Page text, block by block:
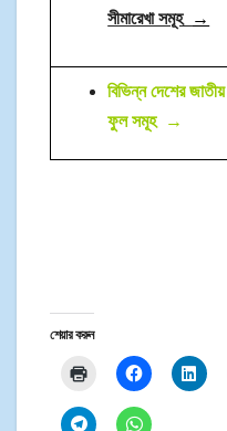
সীমারেখা সমূহ →
বিভিন্ন দেশের জাতীয়
ফুল সমূহ →
শেয়ার করুন